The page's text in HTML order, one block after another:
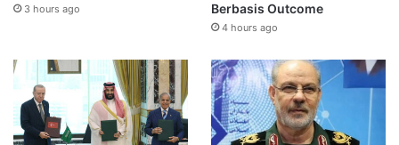
3 hours ago
Berbasis Outcome
4 hours ago